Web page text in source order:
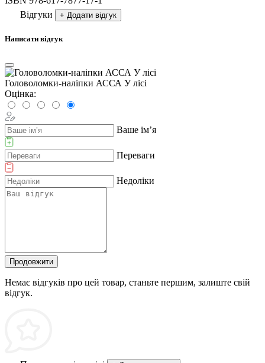
Відгуки
+ Додати відгук
Написати відгук
Головоломки-наліпки АССА У лісі
Оцінка:
Ваше ім’я
Переваги
Недоліки
Продовжити
Немає відгуків про цей товар, станьте першим, залиште свій
відгук.